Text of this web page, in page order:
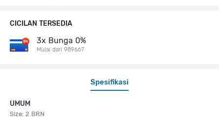
Spesifikasi
UMUM
Size: 2 BRN
CICILAN TERSEDIA
3x Bunga 0%
Mulai dari 989667